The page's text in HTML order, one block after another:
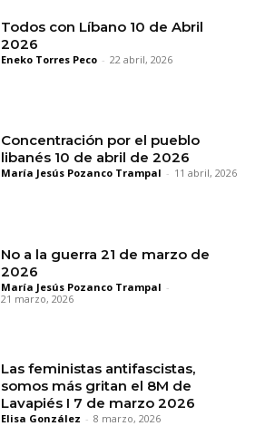
Todos con Líbano 10 de Abril
2026
Eneko Torres Peco - 22 abril, 2026
Concentración por el pueblo
libanés 10 de abril de 2026
María Jesús Pozanco Trampal - 11 abril, 2026
No a la guerra 21 de marzo de
2026
María Jesús Pozanco Trampal -
21 marzo, 2026
Las feministas antifascistas,
somos más gritan el 8M de
Lavapiés I 7 de marzo 2026
Elisa González - 8 marzo, 2026